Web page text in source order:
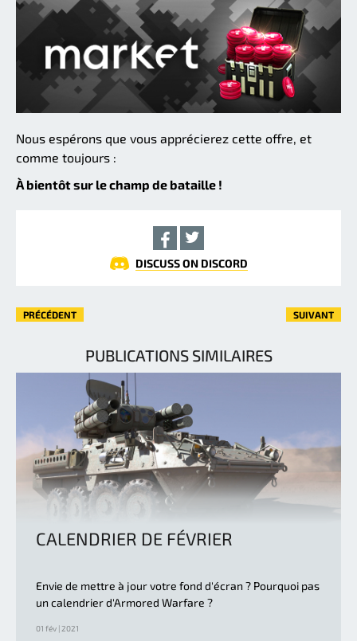
Nous espérons que vous apprécierez cette offre, et
comme toujours :
À bientôt sur le champ de bataille !
DISCUSS ON DISCORD
PRÉCÉDENT SUIVANT
PUBLICATIONS SIMILAIRES
CALENDRIER DE FÉVRIER
Envie de mettre à jour votre fond d'écran ? Pourquoi pas
un calendrier d'Armored Warfare ?
01 fév | 2021